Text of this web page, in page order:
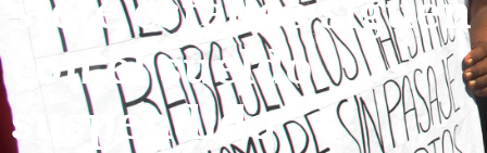
con el sueldo
suspendido